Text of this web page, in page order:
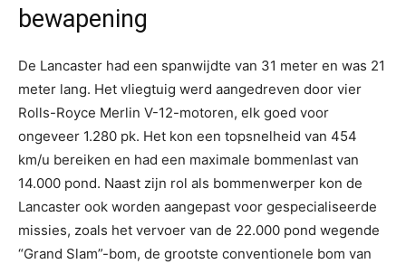
bewapening
De Lancaster had een spanwijdte van 31 meter en was 21
meter lang. Het vliegtuig werd aangedreven door vier
Rolls-Royce Merlin V-12-motoren, elk goed voor
ongeveer 1.280 pk. Het kon een topsnelheid van 454
km/u bereiken en had een maximale bommenlast van
14.000 pond. Naast zijn rol als bommenwerper kon de
Lancaster ook worden aangepast voor gespecialiseerde
missies, zoals het vervoer van de 22.000 pond wegende
“Grand Slam”-bom, de grootste conventionele bom van